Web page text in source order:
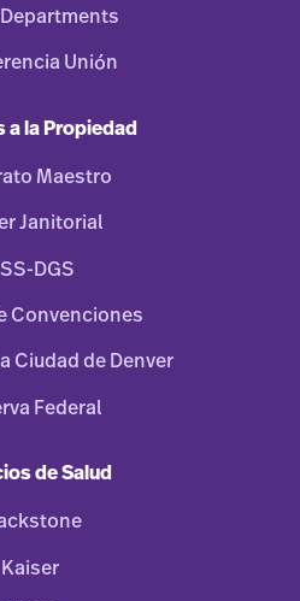
Unión
a la Propiedad
Maestro
Janitorial
DGS
Convenciones
Ciudad de Denver
Federal
de Salud
Kaiser